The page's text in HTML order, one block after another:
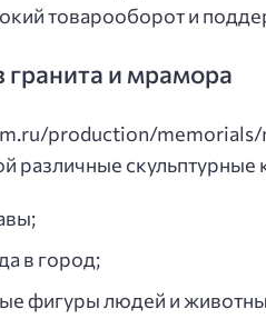
товарооборот и
и мрамора
production/memorials/
различные
в город;
фигуры людей и